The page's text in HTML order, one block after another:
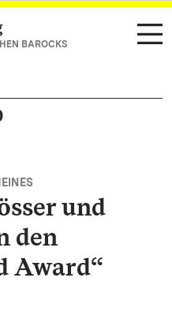
BAROCKS
und
den
Award“